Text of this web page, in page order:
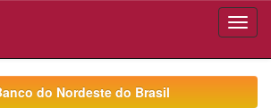
do Nordeste do Brasil